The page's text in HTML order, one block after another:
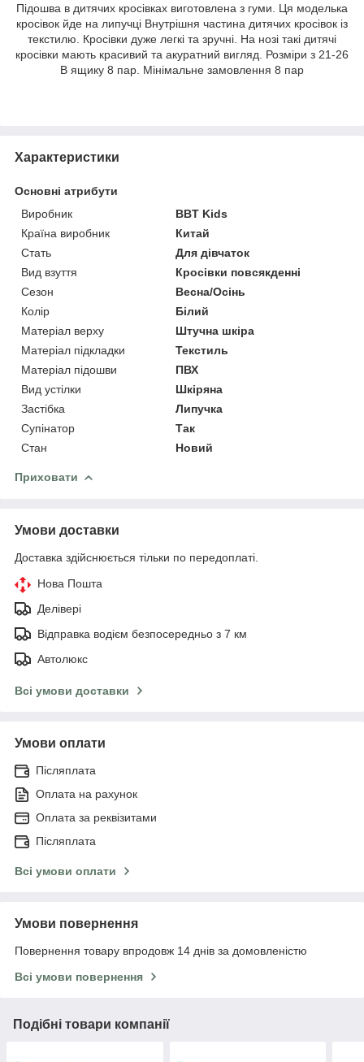
Підошва в дитячих кросівках виготовлена з гуми. Ця моделька
кросівок йде на липучці Внутрішня частина дитячих кросівок із
текстилю. Кросівки дуже легкі та зручні. На нозі такі дитячі
кросівки мають красивий та акуратний вигляд. Розміри з 21-26
В ящику 8 пар. Мінімальне замовлення 8 пар
Характеристики
Основні атрибути
Виробник
BBT Kids
Країна виробник
Китай
Стать
Для дівчаток
Вид взуття
Кросівки повсякденні
Сезон
Весна/Осінь
Колір
Білий
Матеріал верху
Штучна шкіра
Матеріал підкладки
Текстиль
Матеріал підошви
ПВХ
Вид устілки
Шкіряна
Застібка
Липучка
Супінатор
Так
Стан
Новий
Приховати
Умови доставки
Доставка здійснюється тільки по передоплаті.
Нова Пошта
Делівері
Відправка водієм безпосередньо з 7 км
Автолюкс
Всі умови доставки
Умови оплати
Післяплата
Оплата на рахунок
Оплата за реквізитами
Післяплата
Всі умови оплати
Умови повернення
Повернення товару впродовж 14 днів за домовленістю
Всі умови повернення
Подібні товари компанії